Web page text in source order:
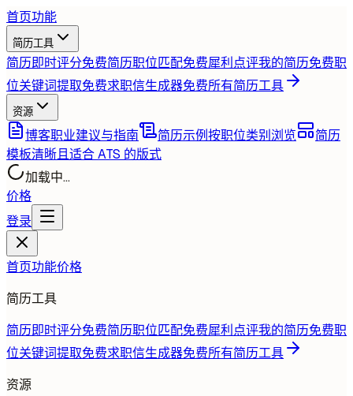
首页功能
简历工具
简历即时评分免费简历职位匹配免费犀利点评我的简历免费职
位关键词提取免费求职信生成器免费所有简历工具
资源
博客职业建议与指南 简历示例按职位类别浏览
简历
模板清晰且适合 ATS 的版式
加载中...
价格
登录
首页功能价格
简历工具
简历即时评分免费简历职位匹配免费犀利点评我的简历免费职
位关键词提取免费求职信生成器免费所有简历工具
资源